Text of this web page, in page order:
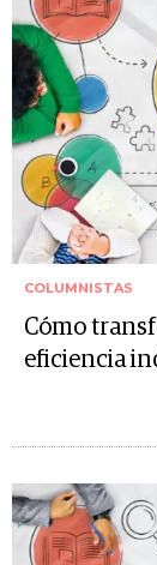
COLUMNISTAS
Cómo
eficiencia